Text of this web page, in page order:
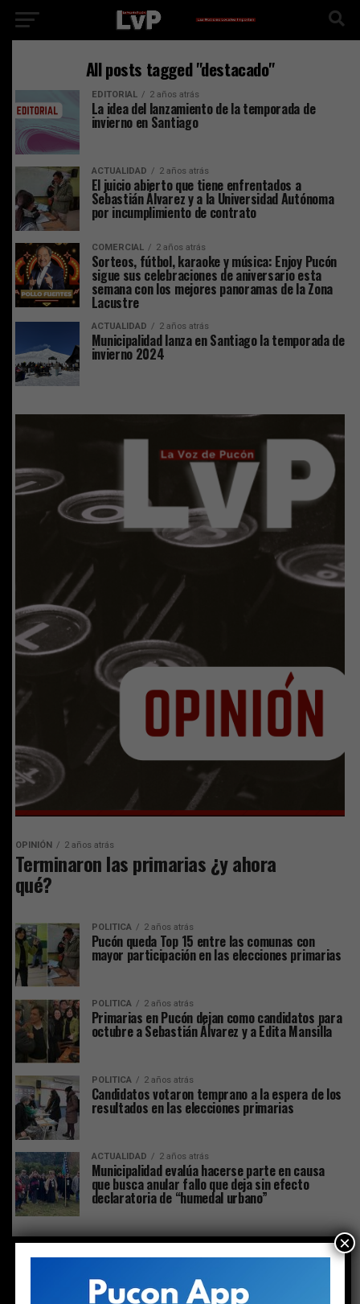
All posts tagged "destacado"
EDITORIAL 2 años atrás
La idea del lanzamiento de la temporada de
invierno en Santiago
ACTUALIDAD 2 años atrás
El juicio abierto que tiene enfrentados a
Sebastián Álvarez y a la Universidad Autónoma
por incumplimiento de contrato
COMERCIAL 2 años atrás
Sorteos, fútbol, karaoke y música: Enjoy Pucón
sigue sus celebraciones de aniversario esta
semana con los mejores panoramas de la Zona
Lacustre
ACTUALIDAD 2 años atrás
Municipalidad lanza en Santiago la temporada de
invierno 2024
OPINIÓN 2 años atrás
Terminaron las primarias ¿y ahora
qué?
POLITICA 2 años atrás
Pucón queda Top 15 entre las comunas con
mayor participación en las elecciones primarias
POLITICA 2 años atrás
Primarias en Pucón dejan como candidatos para
octubre a Sebastián Álvarez y a Edita Mansilla
POLITICA 2 años atrás
Candidatos votaron temprano a la espera de los
resultados en las elecciones primarias
ACTUALIDAD 2 años atrás
Municipalidad evalúa hacerse parte en causa
que busca anular fallo que deja sin efecto
declaratoria de “humedal urbano”
×